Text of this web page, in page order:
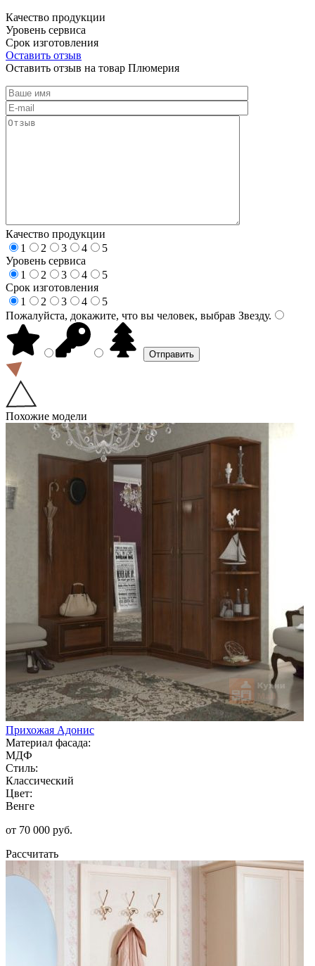
Качество продукции
Уровень сервиса
Срок изготовления
Оставить отзыв
Оставить отзыв на товар Плюмерия
Качество продукции
1
2 3 4
5
Уровень сервиса
1
2 3 4
5
Срок изготовления
1
2 3 4
5
Пожалуйста, докажите, что вы человек, выбрав Звезду.
Похожие модели
Прихожая Адонис
Материал фасада:
МДФ
Стиль:
Классический
Цвет:
Венге
от 70 000 руб.
Рассчитать